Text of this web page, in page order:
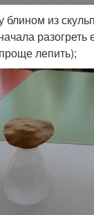
из
разогреть
лепить);